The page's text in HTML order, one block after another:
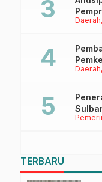
Daerah
Daerah
TERBARU